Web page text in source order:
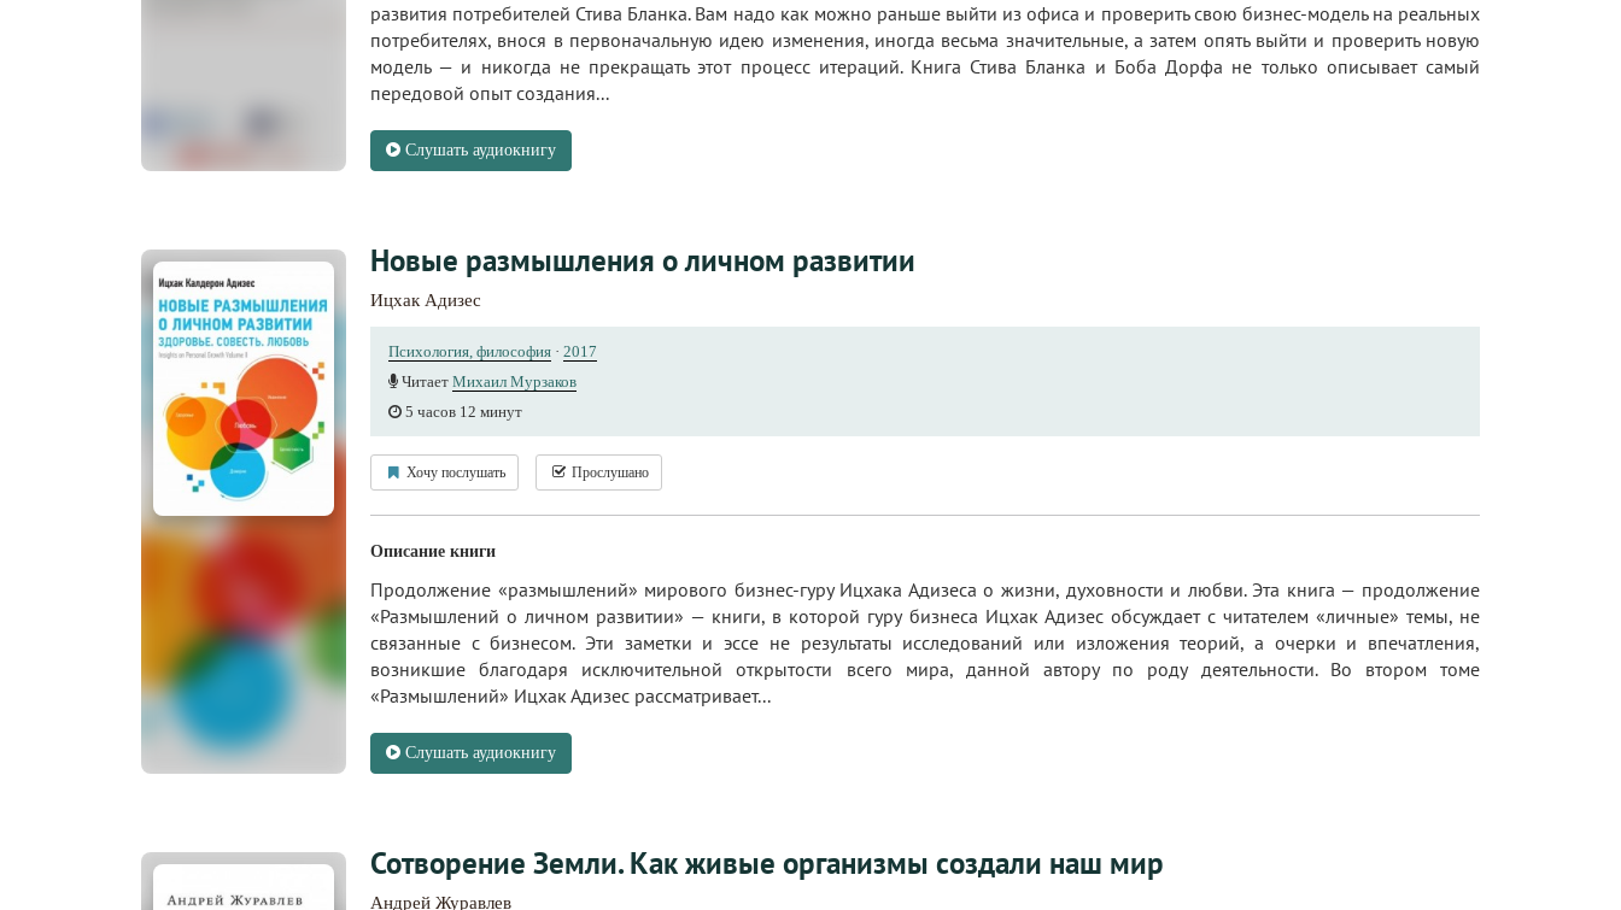
развития потребителей Стива Бланка. Вам надо как можно раньше выйти из офиса и проверить свою бизнес-модель на реальных
потребителях, внося в первоначальную идею изменения, иногда весьма значительные, а затем опять выйти и проверить новую
модель — и никогда не прекращать этот процесс итераций. Книга Стива Бланка и Боба Дорфа не только описывает самый
передовой опыт создания...
Слушать аудиокнигу
Новые размышления о личном развитии
Ицхак Адизес
Психология, философия · 2017
Читает Михаил Мурзаков
5 часов 12 минут
Хочу послушать Прослушано
Описание книги
Продолжение «размышлений» мирового бизнес-гуру Ицхака Адизеса о жизни, духовности и любви. Эта книга — продолжение
«Размышлений о личном развитии» — книги, в которой гуру бизнеса Ицхак Адизес обсуждает с читателем «личные» темы, не
связанные с бизнесом. Эти заметки и эссе не результаты исследований или изложения теорий, а очерки и впечатления,
возникшие благодаря исключительной открытости всего мира, данной автору по роду деятельности. Во втором томе
«Размышлений» Ицхак Адизес рассматривает...
Слушать аудиокнигу
Сотворение Земли. Как живые организмы создали наш мир
Андрей Журавлев